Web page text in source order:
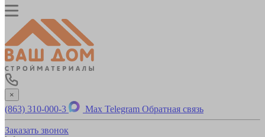
×
(863) 310-000-3 Max Telegram Обратная связь
Заказать звонок